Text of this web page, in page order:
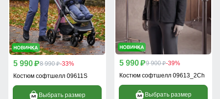
5 990 p8 990 p-33%
Костюм софтшелл 09611S
Выбрать размер
5 990 p9 900 p-39%
Костюм софтшелл 09613_2Ch
Выбрать размер